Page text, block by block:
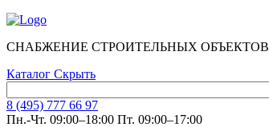
СНАБЖЕНИЕ СТРОИТЕЛЬНЫХ ОБЪЕКТОВ
Каталог Скрыть
8 (495) 777 66 97
Пн.-Чт. 09:00–18:00 Пт. 09:00–17:00